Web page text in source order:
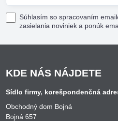
Súhlasím so spracovaním
zasielania noviniek a ponúk
KDE NÁS NÁJDETE
Sídlo firmy, korešpondenčná
Obchodný dom Bojná
Bojná 657